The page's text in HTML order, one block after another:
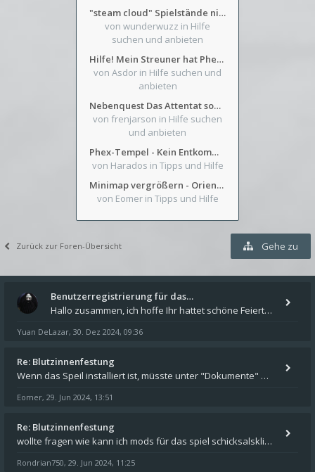
"steam cloud" Spielstände nicht verfügbar
von wunderwuzz in Hilfe
suchen und anbieten
Hilfe! Mein Streuner hat Phexens Gunst verloren...
von Asdor in Hilfe suchen und
anbieten
Nebenquest Das Attentat sowie Beilunker Reiter und zwei kleine Ausrüstungsfragen
von frenjarson in Hilfe suchen
und anbieten
Phex-Tempel - Kein Entkommen aus Weinkeller/Bibliothek Trakt
von Harados in Tipps und Hilfe
Minimap vergrößern - Orientierung in Blutzinnen
von Eomer in Tipps und Hilfe
Zurück zur Foren-Übersicht Gehe zu
Benutzerregistrierung für das…
Hallo zusammen, ich hoffe Ihr hattet schöne Feiertage und kommt auch gut ins neue Jahr. Ich schreibe hier kurz zur Infor
Yuan DeLazar, 30. Dez 2024, 09:36
Re: Blutzinnenfestung
Wenn das Speil installiert ist, müsste unter "Dokumente" auf Deinem Rechner ein Verzeichnis "blade of destiny" sein. Dar
Eomer, 29. Jun 2024, 13:51
Re: Blutzinnenfestung
wollte fragen wie kann ich mods für das spiel schicksalsklinge in das spieleverzeichnis kopieren und in welches
Rondrian750, 29. Jun 2024, 11:25